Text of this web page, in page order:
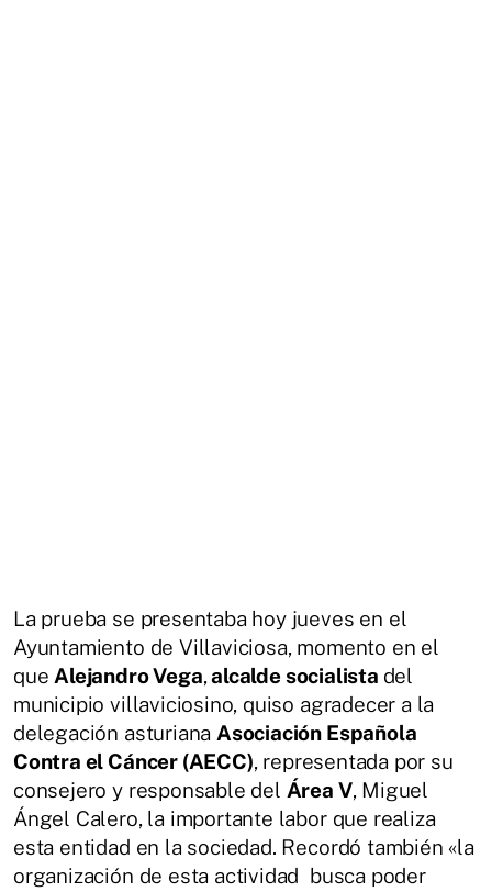
La prueba se presentaba hoy jueves en el
Ayuntamiento de Villaviciosa, momento en el
que Alejandro Vega,alcalde socialista del
municipio villaviciosino, quiso agradecer a la
delegación asturiana Asociación Española
Contra el Cáncer (AECC), representada por su
consejero y responsable del Área V, Miguel
Ángel Calero, la importante labor que realiza
esta entidad en la sociedad. Recordó también «la
organización de esta actividad busca poder